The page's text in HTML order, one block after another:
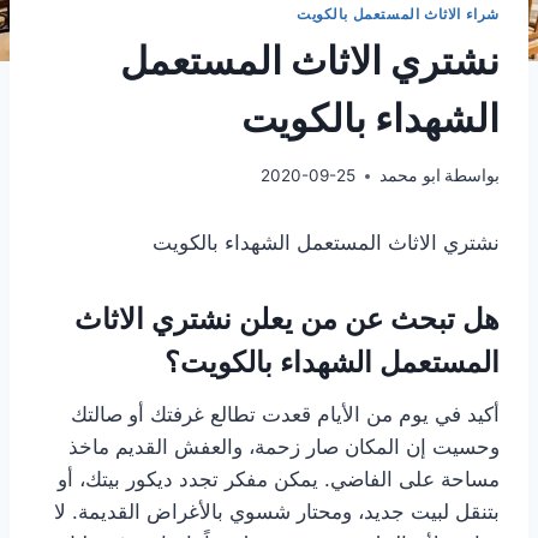
شراء الاثاث المستعمل بالكويت
نشتري الاثاث المستعمل
الشهداء بالكويت
بواسطة ابو محمد 2020-09-25
نشتري الاثاث المستعمل الشهداء بالكويت
هل تبحث عن من يعلن نشتري الاثاث
المستعمل الشهداء بالكويت؟
أكيد في يوم من الأيام قعدت تطالع غرفتك أو صالتك
وحسيت إن المكان صار زحمة، والعفش القديم ماخذ
مساحة على الفاضي. يمكن مفكر تجدد ديكور بيتك، أو
بتنقل لبيت جديد، ومحتار شسوي بالأغراض القديمة. لا